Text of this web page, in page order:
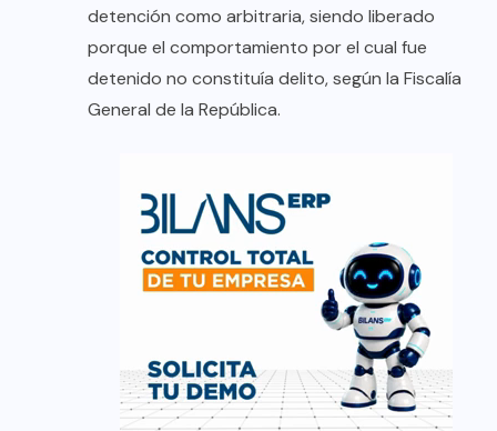
detención como arbitraria, siendo liberado
porque el comportamiento por el cual fue
detenido no constituía delito, según la Fiscalía
General de la República.